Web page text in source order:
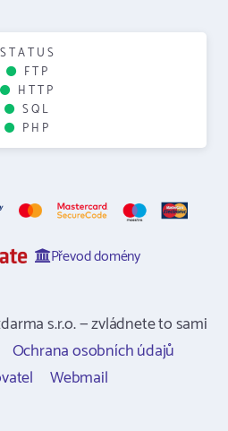
STATUS
FTP
HTTP
SQL
PHP
Převod domény
s.r.o. — zvládnete to sami
Ochrana osobních údajů
Webmail